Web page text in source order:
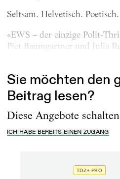
Seltsam. Helvetisch. Poetisch.
«EWS – der einzige Polit-
Piet Baumgartner und Julia
Sie möchten den
Beitrag lesen?
Diese Angebote
ICH HABE BEREITS EINEN ZUGANG
TDZ+ PRO